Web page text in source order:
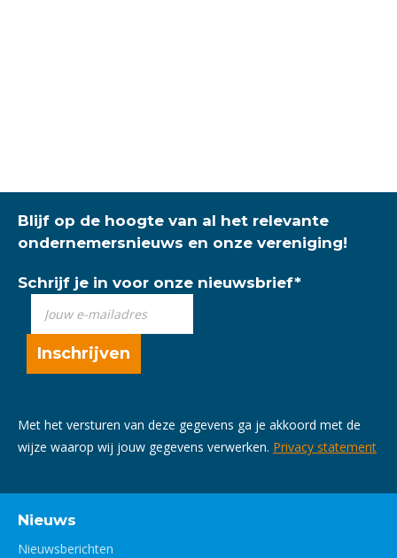
Blijf op de hoogte van al het relevante
ondernemersnieuws en onze vereniging!
Schrijf je in voor onze nieuwsbrief*
Met het versturen van deze gegevens ga je akkoord met de
wijze waarop wij jouw gegevens verwerken. Privacy statement
Nieuws
Nieuwsberichten